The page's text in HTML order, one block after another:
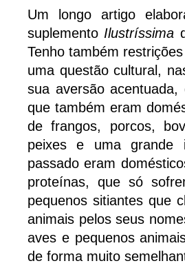
Um longo artigo
suplemento Ilustríssima
Tenho também
uma questão cultural,
sua aversão
que também eram
de frangos, porcos,
peixes e uma grande
passado eram
proteínas, que só
pequenos sitiantes que
animais pelos seus
aves e pequenos
de forma muito